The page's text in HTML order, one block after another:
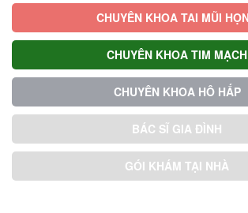
CHUYÊN KHOA TAI MŨI
CHUYÊN KHOA TIM MẠCH
CHUYÊN KHOA HÔ HẤP
BÁC SĨ GIA ĐÌNH
GÓI KHÁM TẠI NHÀ